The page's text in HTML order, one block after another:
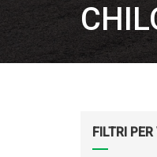
FILTRI